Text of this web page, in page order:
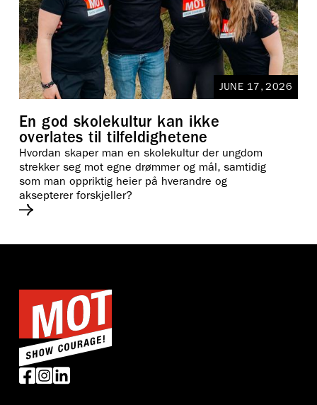
JUNE 17, 2026
En god skolekultur kan ikke
overlates til tilfeldighetene
Hvordan skaper man en skolekultur der ungdom
strekker seg mot egne drømmer og mål, samtidig
som man oppriktig heier på hverandre og
aksepterer forskjeller?